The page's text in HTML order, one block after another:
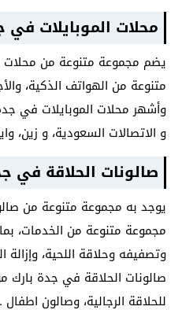
محلات الموبايلات
يضم مجموعة متنوعة من محلات
متنوعة من الهواتف الذكية،
وأشهر محلات الموبايلات في
و الاتصالات السعودية، و زين،
صالونات الحلاقة في
يوجد به مجموعة متنوعة من
مجموعة متنوعة من الخدمات،
وتصفيفه وحلاقة اللحية، وإزالة
صالونات الحلاقة في جدة